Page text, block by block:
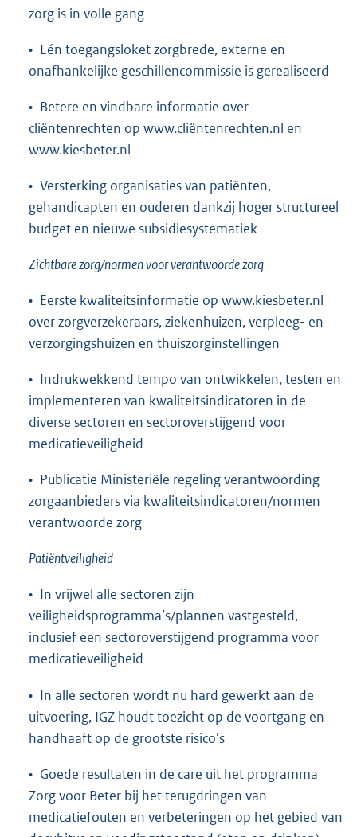
zorg is in volle gang
• Eén toegangsloket zorgbrede, externe en
onafhankelijke geschillencommissie is gerealiseerd
• Betere en vindbare informatie over
cliëntenrechten op www.cliëntenrechten.nl en
www.kiesbeter.nl
• Versterking organisaties van patiënten,
gehandicapten en ouderen dankzij hoger structureel
budget en nieuwe subsidiesystematiek
Zichtbare zorg/normen voor verantwoorde zorg
• Eerste kwaliteitsinformatie op www.kiesbeter.nl
over zorgverzekeraars, ziekenhuizen, verpleeg- en
verzorgingshuizen en thuiszorginstellingen
• Indrukwekkend tempo van ontwikkelen, testen en
implementeren van kwaliteitsindicatoren in de
diverse sectoren en sectoroverstijgend voor
medicatieveiligheid
• Publicatie Ministeriële regeling verantwoording
zorgaanbieders via kwaliteitsindicatoren/normen
verantwoorde zorg
Patiëntveiligheid
• In vrijwel alle sectoren zijn
veiligheidsprogramma’s/plannen vastgesteld,
inclusief een sectoroverstijgend programma voor
medicatieveiligheid
• In alle sectoren wordt nu hard gewerkt aan de
uitvoering, IGZ houdt toezicht op de voortgang en
handhaaft op de grootste risico’s
• Goede resultaten in de care uit het programma
Zorg voor Beter bij het terugdringen van
medicatiefouten en verbeteringen op het gebied van